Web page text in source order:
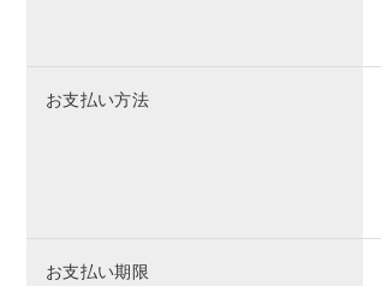
お支払い方法
お支払い期限